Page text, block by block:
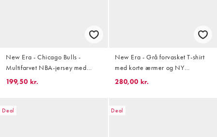
New Era - Chicago Bulls -
Multifarvet NBA-jersey med
grafik
199,50 kr.
New Era - Grå forvasket T-shirt
med korte ærmer og NY
Yankees-logo
280,00 kr.
Deal Deal